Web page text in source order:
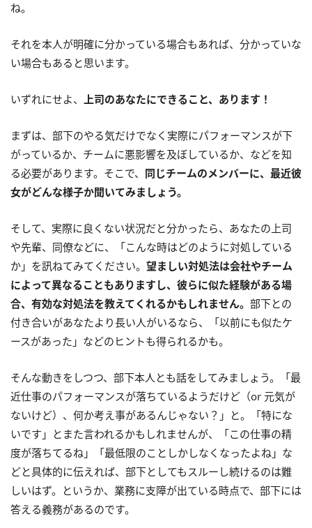
ね。
それを本人が明確に分かっている場合もあれば、分かっていな
い場合もあると思います。
いずれにせよ、 上司のあなたにできること、あります！
まずは、部下のやる気だけでなく実際にパフォーマンスが下
がっているか、チームに悪影響を及ぼしているか、などを知
る必要があります。そこで、 同じチームのメンバーに、最近彼
女がどんな様子か聞いてみましょう。
そして、実際に良くない状況だと分かったら、あなたの上司
や先輩、同僚などに、「こんな時はどのように対処している
か」を訊ねてみてください。 望ましい対処法は会社やチーム
によって異なることもありますし、彼らに似た経験がある場
合、有効な対処法を教えてくれるかもしれません。 部下との
付き合いがあなたより長い人がいるなら、「以前にも似たケ
ースがあった」などのヒントも得られるかも。
そんな動きをしつつ、部下本人とも話をしてみましょう。「最
近仕事のパフォーマンスが落ちているようだけど（or 元気が
ないけど）、何か考え事があるんじゃない？」と。「特にな
いです」とまた言われるかもしれませんが、「この仕事の精
度が落ちてるね」「最低限のことしかしなくなったよね」な
どと具体的に伝えれば、部下としてもスルーし続けるのは難
しいはず。というか、業務に支障が出ている時点で、部下には
答える義務があるのです。